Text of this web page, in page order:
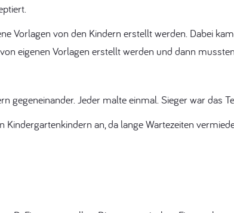
Vorlagen von den Kindern erstellt werden. Dabei
eigenen Vorlagen erstellt werden und dann
gegeneinander. Jeder malte einmal. Sieger war das
Kindergartenkindern an, da lange Wartezeiten